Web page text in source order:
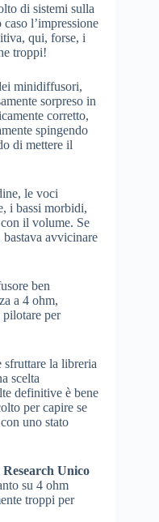
di sistemi sulla
l’impressione
qui, forse, i
troppi!
minidiffusori,
sorpreso in
corretto,
spingendo
di mettere il
le voci
i bassi morbidi,
il volume. Se
bastava avvicinare
ben
a 4 ohm,
pilotare per
la libreria
scelta
definitive è bene
per capire se
uno stato
Unico
su 4 ohm
troppi per